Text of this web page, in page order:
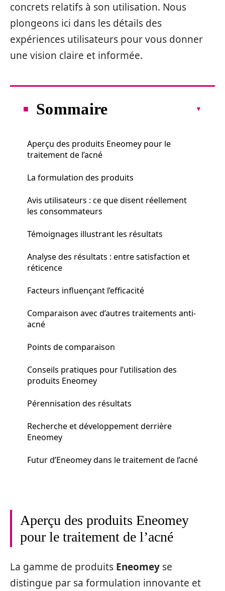
concrets relatifs à son utilisation. Nous
plongeons ici dans les détails des
expériences utilisateurs pour vous donner
une vision claire et informée.
Sommaire
Aperçu des produits Eneomey pour le
traitement de l’acné
La formulation des produits
Avis utilisateurs : ce que disent réellement
les consommateurs
Témoignages illustrant les résultats
Analyse des résultats : entre satisfaction et
réticence
Facteurs influençant l’efficacité
Comparaison avec d’autres traitements anti-
acné
Points de comparaison
Conseils pratiques pour l’utilisation des
produits Eneomey
Pérennisation des résultats
Recherche et développement derrière
Eneomey
Futur d’Eneomey dans le traitement de l’acné
Aperçu des produits Eneomey
pour le traitement de l’acné
La gamme de produits Eneomey se
distingue par sa formulation innovante et